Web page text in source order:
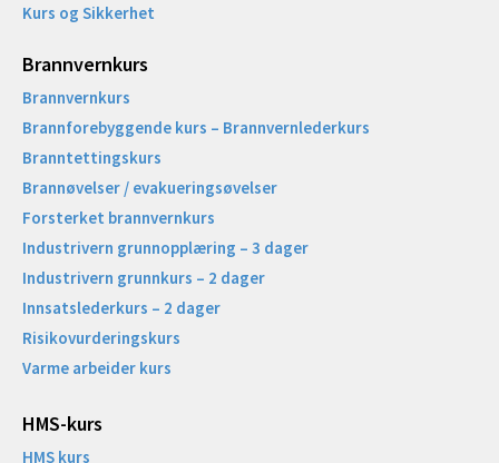
Kurs og Sikkerhet
Brannvernkurs
Brannvernkurs
Brannforebyggende kurs – Brannvernlederkurs
Branntettingskurs
Brannøvelser / evakueringsøvelser
Forsterket brannvernkurs
Industrivern grunnopplæring – 3 dager
Industrivern grunnkurs – 2 dager
Innsatslederkurs – 2 dager
Risikovurderingskurs
Varme arbeider kurs
HMS-kurs
HMS kurs